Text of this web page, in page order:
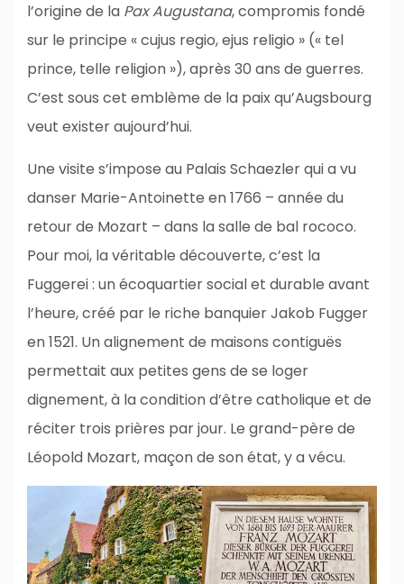
l’origine de la Pax Augustana, compromis fondé
sur le principe « cujus regio, ejus religio » (« tel
prince, telle religion »), après 30 ans de guerres.
C’est sous cet emblème de la paix qu’Augsbourg
veut exister aujourd’hui.
Une visite s’impose au Palais Schaezler qui a vu
danser Marie-Antoinette en 1766 – année du
retour de Mozart – dans la salle de bal rococo.
Pour moi, la véritable découverte, c’est la
Fuggerei : un écoquartier social et durable avant
l’heure, créé par le riche banquier Jakob Fugger
en 1521. Un alignement de maisons contiguës
permettait aux petites gens de se loger
dignement, à la condition d’être catholique et de
réciter trois prières par jour. Le grand-père de
Léopold Mozart, maçon de son état, y a vécu.